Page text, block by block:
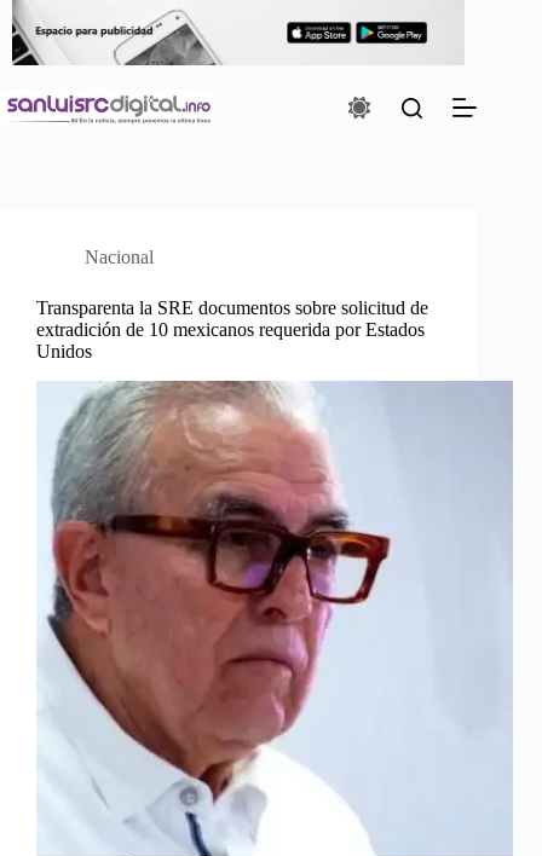
contenido
Nacional
Transparenta la SRE documentos sobre solicitud de
extradición de 10 mexicanos requerida por Estados
Unidos